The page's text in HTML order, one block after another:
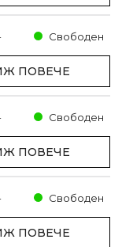
Свободен
ПОВЕЧЕ
Свободен
ПОВЕЧЕ
Свободен
ПОВЕЧЕ